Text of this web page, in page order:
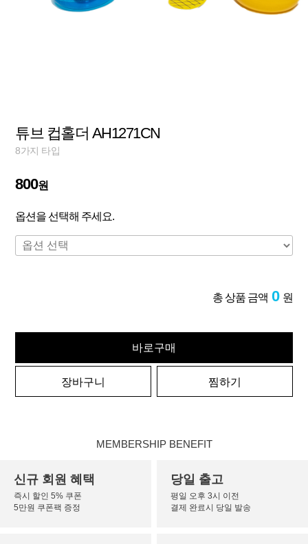
튜브 컵홀더 AH1271CN
8가지 타입
800원
옵션을 선택해 주세요.
총 상품 금액 0 원
바로구매
장바구니 찜하기
MEMBERSHIP BENEFIT
신규 회원 혜택
즉시 할인 5% 쿠폰
5만원 쿠폰팩 증정
당일 출고
평일 오후 3시 이전
결제 완료시 당일 발송